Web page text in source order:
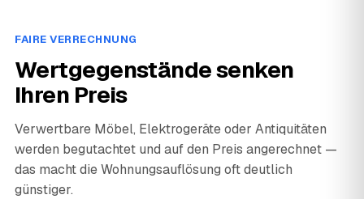
FAIRE VERRECHNUNG
Wertgegenstände senken
Ihren Preis
Verwertbare Möbel, Elektrogeräte oder Antiquitäten
werden begutachtet und auf den Preis angerechnet —
das macht die Wohnungsauflösung oft deutlich
günstiger.